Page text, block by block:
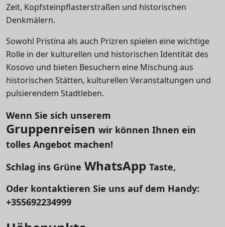
Zeit, Kopfsteinpflasterstraßen und historischen
Denkmälern.
Sowohl Pristina als auch Prizren spielen eine wichtige
Rolle in der kulturellen und historischen Identität des
Kosovo und bieten Besuchern eine Mischung aus
historischen Stätten, kulturellen Veranstaltungen und
pulsierendem Stadtleben.
Wenn Sie sich unserem
Gruppenreisen wir können Ihnen ein
tolles Angebot machen!
Schlag ins Grüne WhatsApp Taste,
Oder kontaktieren Sie uns auf dem Handy:
+355692234999